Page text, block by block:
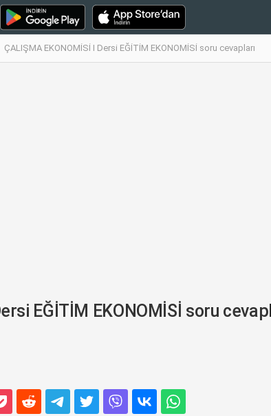
ÇALIŞMA EKONOMİSİ I Dersi EĞİTİM EKONOMİSİ soru cevapları
EĞİTİM EKONOMİSİ soru